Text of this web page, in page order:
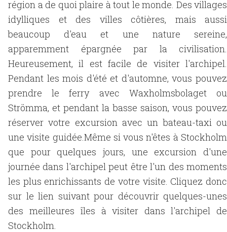
région a de quoi plaire à tout le monde. Des villages
idylliques et des villes côtières, mais aussi
beaucoup d'eau et une nature sereine,
apparemment épargnée par la civilisation.
Heureusement, il est facile de visiter l'archipel.
Pendant les mois d'été et d'automne, vous pouvez
prendre le ferry avec Waxholmsbolaget ou
Strömma, et pendant la basse saison, vous pouvez
réserver votre excursion avec un bateau-taxi ou
une visite guidée.Même si vous n'êtes à Stockholm
que pour quelques jours, une excursion d'une
journée dans l'archipel peut être l'un des moments
les plus enrichissants de votre visite. Cliquez donc
sur le lien suivant pour découvrir quelques-unes
des meilleures îles à visiter dans l'archipel de
Stockholm.